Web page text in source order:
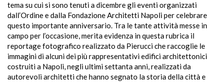
tema su cui si sono tenuti a dicembre gli eventi organizzati
dall’Ordine e dalla Fondazione Architetti Napoli per celebrare
questo importante anniversario. Tra le tante attività messe in
campo per l’occasione, merita evidenza in questa rubrica il
reportage fotografico realizzato da Pierucci che raccoglie le
immagini di alcuni dei più rappresentativi edifici architettonici
costruiti a Napoli, negli ultimi settanta anni, realizzati da
autorevoli architetti che hanno segnato la storia della città e